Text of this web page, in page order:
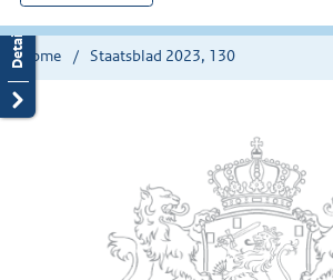
hier:
Home Staatsblad 2023, 130